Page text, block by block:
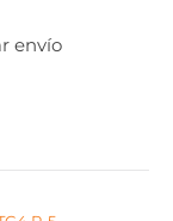
envío